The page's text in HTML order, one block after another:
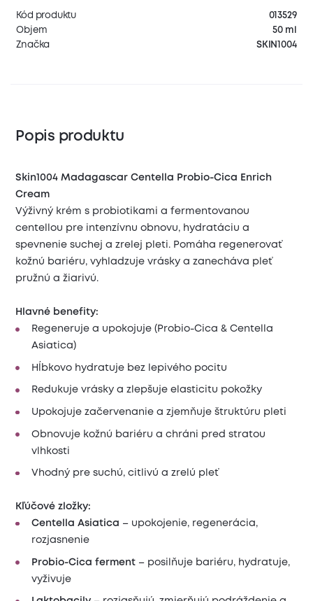
Kód produktu
013529
Objem
50 ml
Značka
SKIN1004
Popis produktu
Skin1004 Madagascar Centella Probio-Cica Enrich
Cream
Výživný krém s probiotikami a fermentovanou
centellou pre intenzívnu obnovu, hydratáciu a
spevnenie suchej a zrelej pleti. Pomáha regenerovať
kožnú bariéru, vyhladzuje vrásky a zanecháva pleť
pružnú a žiarivú.
Hlavné benefity:
Regeneruje a upokojuje (Probio-Cica & Centella
Asiatica)
Hĺbkovo hydratuje bez lepivého pocitu
Redukuje vrásky a zlepšuje elasticitu pokožky
Upokojuje začervenanie a zjemňuje štruktúru pleti
Obnovuje kožnú bariéru a chráni pred stratou
vlhkosti
Vhodný pre suchú, citlivú a zrelú pleť
Kľúčové zložky:
Centella Asiatica – upokojenie, regenerácia,
rozjasnenie
Probio-Cica ferment – posilňuje bariéru, hydratuje,
vyživuje